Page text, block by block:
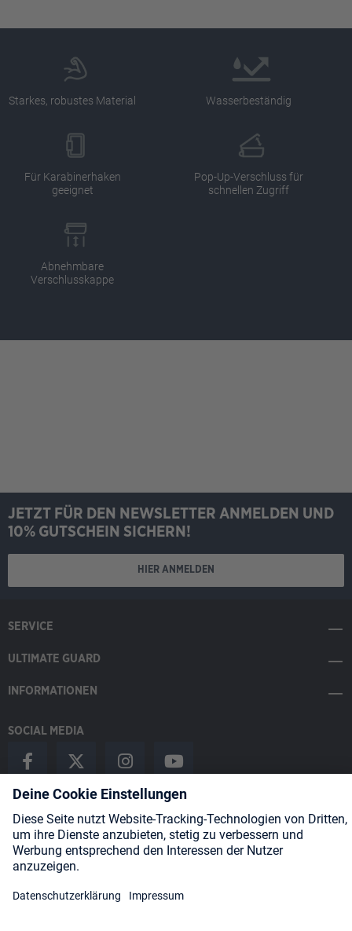
Starkes, robustes Material Wasserbeständig
Für Karabinerhaken
geeignet
Pop-Up-Verschluss für
schnellen Zugriff
Abnehmbare
Verschlusskappe
JETZT FÜR DEN NEWSLETTER ANMELDEN UND
10% GUTSCHEIN SICHERN!
HIER ANMELDEN
SERVICE
ULTIMATE GUARD
INFORMATIONEN
SOCIAL MEDIA